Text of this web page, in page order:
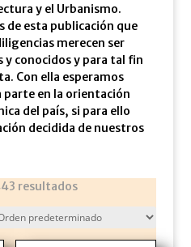
y el Urbanismo.
de esta publicación que
merecen ser
conocidos y para tal fin
Con ella esperamos
parte en la orientación
del país, si para ello
decidida de nuestros
resultados